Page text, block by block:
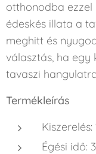
otthonodba ezzel
édeskés illata a
meghitt és
választás, ha egy
tavaszi
Termékleírás
Kiszerelés:
Égési idő: